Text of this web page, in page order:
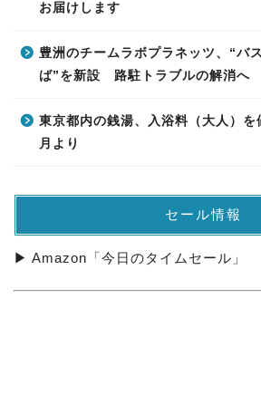
お届けします
豊洲のチームラボプラネッツ、“バ
ば”を新設 路駐トラブルの解消へ
東京都内の銭湯、入浴料（大人）
月より
セール情報
▶ Amazon「今日のタイムセール」